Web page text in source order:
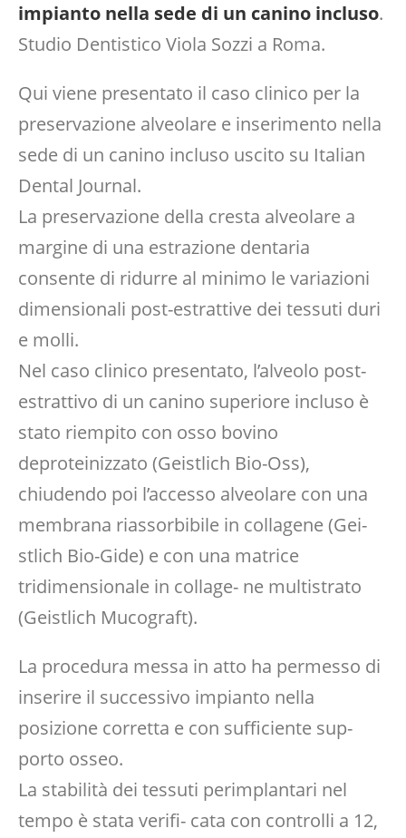
impianto nella sede di un canino incluso.
Studio Dentistico Viola Sozzi a Roma.
Qui viene presentato il caso clinico per la
preservazione alveolare e inserimento nella
sede di un canino incluso uscito su Italian
Dental Journal.
La preservazione della cresta alveolare a
margine di una estrazione dentaria
consente di ridurre al minimo le variazioni
dimensionali post-estrattive dei tessuti duri
e molli.
Nel caso clinico presentato, l’alveolo post-
estrattivo di un canino superiore incluso è
stato riempito con osso bovino
deproteinizzato (Geistlich Bio-Oss),
chiudendo poi l’accesso alveolare con una
membrana riassorbibile in collagene (Gei-
stlich Bio-Gide) e con una matrice
tridimensionale in collage- ne multistrato
(Geistlich Mucograft).
La procedura messa in atto ha permesso di
inserire il successivo impianto nella
posizione corretta e con sufficiente sup-
porto osseo.
La stabilità dei tessuti perimplantari nel
tempo è stata verifi- cata con controlli a 12,